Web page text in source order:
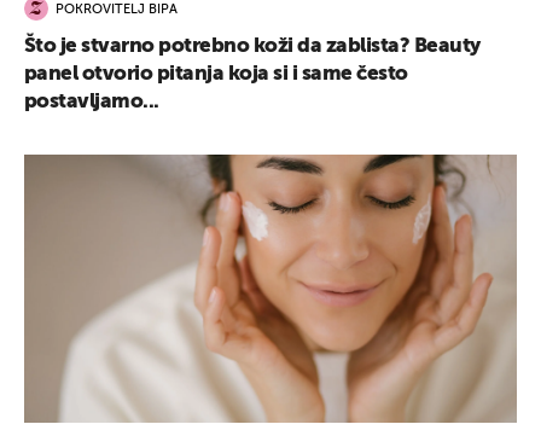
POKROVITELJ BIPA
Što je stvarno potrebno koži da zablista? Beauty
panel otvorio pitanja koja si i same često
postavljamo...